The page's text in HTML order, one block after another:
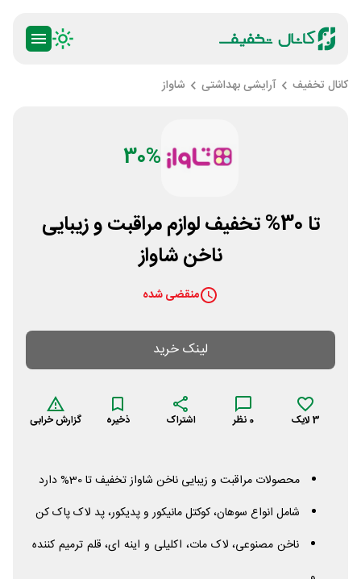
کانال تخفیف آرایشی بهداشتی شاواز
30%
تا 30% تخفیف لوازم مراقبت و زیبایی
ناخن شاواز
منقضی شده
لینک خرید
3 لایک 0 نظر اشتراک ذخیره گزارش خرابی
محصولات مراقبت و زیبایی ناخن شاواز تخفیف تا 30% دارد
شامل انواع سوهان، کوکتل مانیکور و پدیکور، پد لاک پاک کن
ناخن مصنوعی، لاک مات، اکلیلی و اینه ای، قلم ترمیم کننده